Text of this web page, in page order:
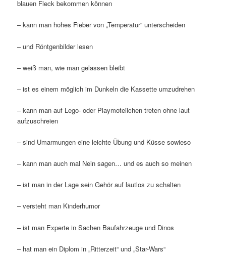
blauen Fleck bekommen können
– kann man hohes Fieber von „Temperatur“ unterscheiden
– und Röntgenbilder lesen
– weiß man, wie man gelassen bleibt
– ist es einem möglich im Dunkeln die Kassette umzudrehen
– kann man auf Lego- oder Playmoteilchen treten ohne laut
aufzuschreien
– sind Umarmungen eine leichte Übung und Küsse sowieso
– kann man auch mal Nein sagen… und es auch so meinen
– ist man in der Lage sein Gehör auf lautlos zu schalten
– versteht man Kinderhumor
– ist man Experte in Sachen Baufahrzeuge und Dinos
– hat man ein Diplom in „Ritterzeit“ und „Star-Wars“